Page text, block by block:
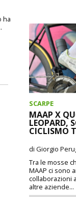
ha
SCARPE
MAAP X
LEOPARD,
CICLISMO
di Giorgio
Tra le mosse
MAAP ci sono
collaborazioni
altre aziende...